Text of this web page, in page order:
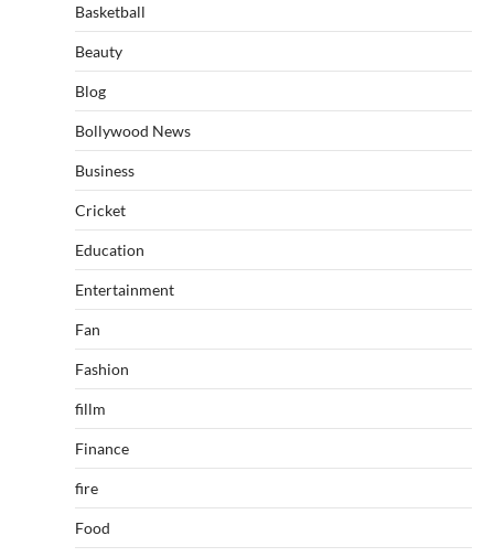
Basketball
Beauty
Blog
Bollywood News
Business
Cricket
Education
Entertainment
Fan
Fashion
fillm
Finance
fire
Food